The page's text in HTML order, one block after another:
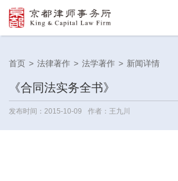
首页 > 法律著作 > 法学著作 > 新闻详情
《合同法实务全书》
发布时间：2015-10-09 作者：王九川